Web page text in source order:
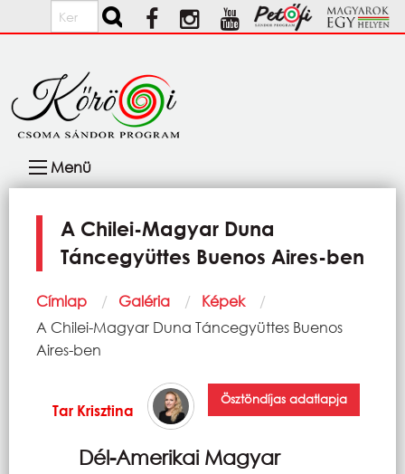
Ugrás a tartalomra
Keresés
navigáció
Menü
A Chilei-Magyar Duna
Táncegyüttes Buenos Aires-ben
Morzsa
Címlap Galéria
Képek
Current:
A Chilei-Magyar Duna Táncegyüttes Buenos
Aires-ben
Tar Krisztina
Ösztöndíjas adatlapja
Dél-Amerikai Magyar